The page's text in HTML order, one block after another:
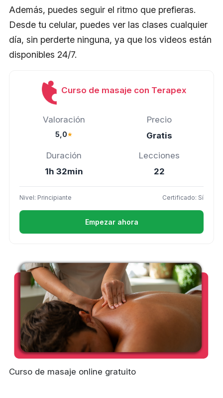
Además, puedes seguir el ritmo que prefieras.
Desde tu celular, puedes ver las clases cualquier
día, sin perderte ninguna, ya que los videos están
disponibles 24/7.
Curso de masaje con Terapex
Valoración
5,0★
Precio
Gratis
Duración
1h 32min
Lecciones
22
Nivel: Principiante Certificado: Sí
Empezar ahora
Curso de masaje online gratuito